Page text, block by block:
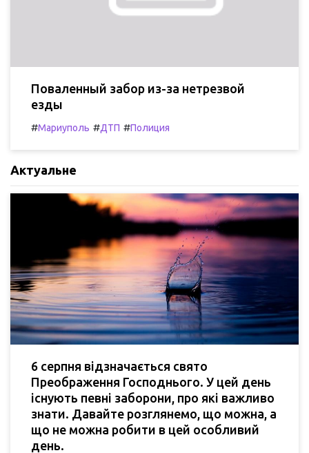
Поваленный забор из-за нетрезвой
езды
#Мариуполь #ДТП #Полиция
Актуальне
6 серпня відзначається свято
Преображення Господнього. У цей день
існують певні заборони, про які важливо
знати. Давайте розглянемо, що можна, а
що не можна робити в цей особливий
день.